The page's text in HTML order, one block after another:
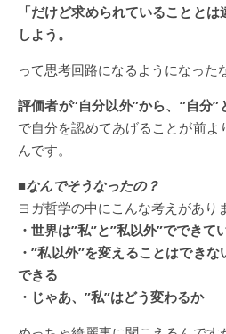
「だけど求められていることと
しよう。
って思考回路になるようになった
評価者が”自分以外”から、”自分”
で自分を認めてあげることが前よ
んです。
■なんでそうなったの？
ヨガ哲学の中にこんな考えがあり
・世界は”私”と”私以外”でできて
・”私以外”を変えることはでき
できる
・じゃあ、”私”はどう変わるか